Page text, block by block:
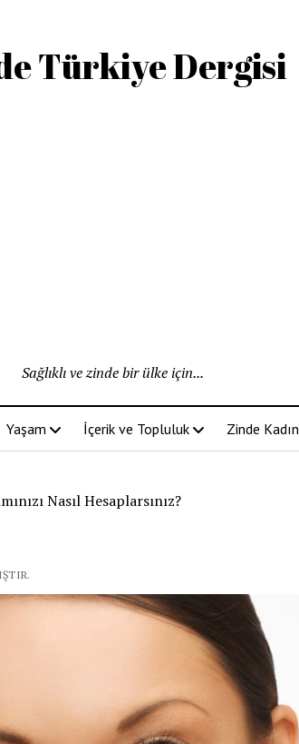
Türkiye Dergisi
Sağlıklı ve zinde bir ülke için...
Yaşam İçerik ve Topluluk Zinde Kadın
Nasıl Hesaplarsınız?